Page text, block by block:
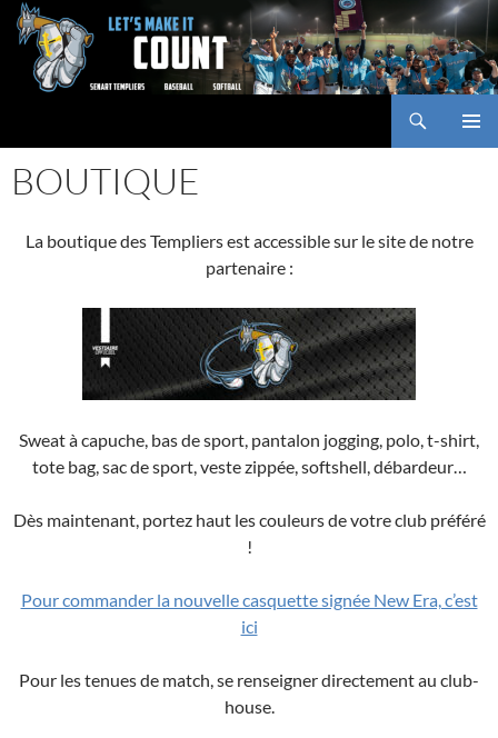
Aller
contenu
BOUTIQUE
La boutique des Templiers est accessible sur le site de notre
partenaire :
Sweat à capuche, bas de sport, pantalon jogging, polo, t-shirt,
tote bag, sac de sport, veste zippée, softshell, débardeur…
Dès maintenant, portez haut les couleurs de votre club préféré
!
Pour commander la nouvelle casquette signée New Era, c’est
ici
Pour les tenues de match, se renseigner directement au club-
house.